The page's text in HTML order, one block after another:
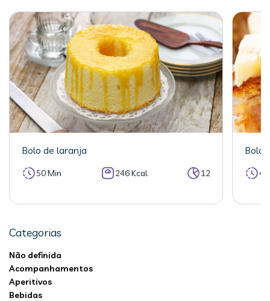
Bolo de laranja
50 Min 246 Kcal 12
Bolo
Categorias
Não definida
Acompanhamentos
Aperitivos
Bebidas